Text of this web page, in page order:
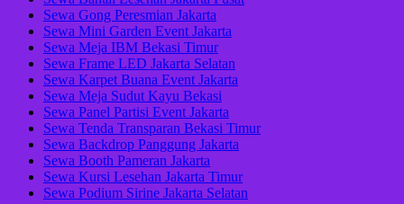
Sewa Gong Peresmian Jakarta
Sewa Mini Garden Event Jakarta
Sewa Meja IBM Bekasi Timur
Sewa Frame LED Jakarta Selatan
Sewa Karpet Buana Event Jakarta
Sewa Meja Sudut Kayu Bekasi
Sewa Panel Partisi Event Jakarta
Sewa Tenda Transparan Bekasi Timur
Sewa Backdrop Panggung Jakarta
Sewa Booth Pameran Jakarta
Sewa Kursi Lesehan Jakarta Timur
Sewa Podium Sirine Jakarta Selatan